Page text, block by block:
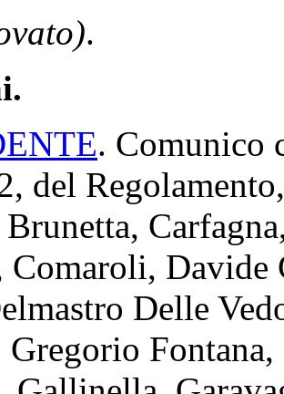
.
. Comunico
del
Brunetta,
Comaroli, Davide
Delle
Gregorio